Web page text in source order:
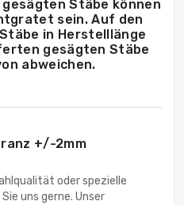
gesägten Stäbe können
sein. Auf den
in Herstelllänge
gesägten Stäbe
abweichen.
+/-2mm
oder spezielle
uns gerne. Unser